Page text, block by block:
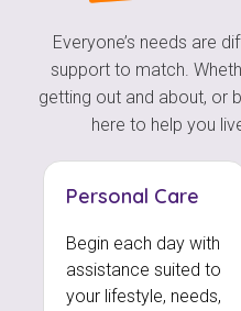
Everyone’s needs are
support to match.
getting out and about, or
here to help you
Personal Care
Begin each day with
assistance suited to
your lifestyle, needs,